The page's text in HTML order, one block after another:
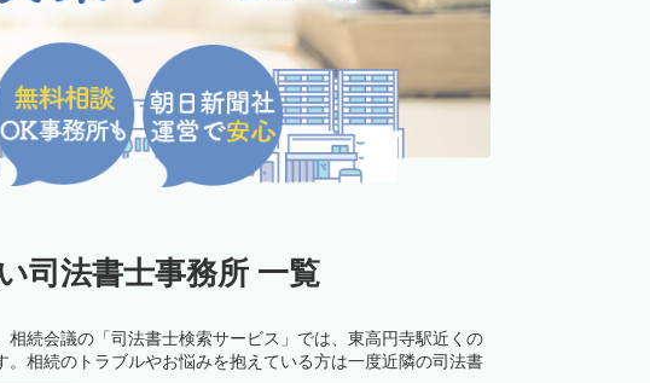
司法書士事務所 一覧
続会議の「司法書士検索サービス」では、東高円寺駅近くの
相続のトラブルやお悩みを抱えている方は一度近隣の司法書